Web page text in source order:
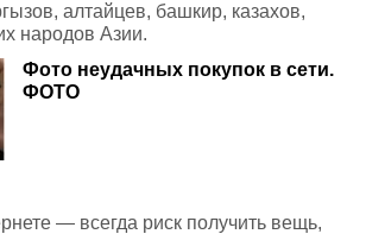
алтайцев, башкир, казахов,
народов Азии.
Фото неудачных покупок в сети.
ФОТО
— всегда риск получить вещь,